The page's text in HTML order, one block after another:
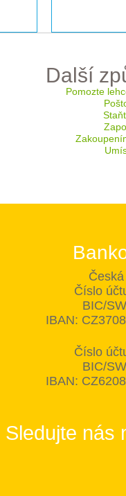
Další
Pomozte
Číslo
BIC/
IBAN:
Číslo
BIC/
IBAN:
Sledujte nás